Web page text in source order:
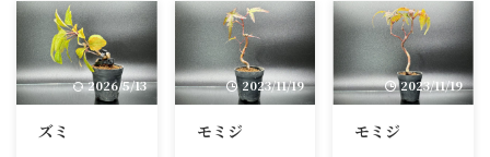
2026/5/13
ズミ
2023/11/19
モミジ
2023/11/19
モミジ